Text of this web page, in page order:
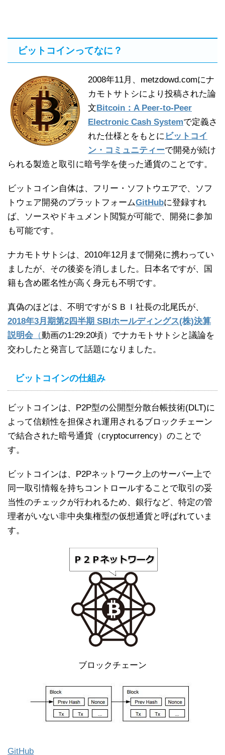
ビットコインってなに？
2008年11月、metzdowd.comにナ
カモトサトシにより投稿された論
文Bitcoin：A Peer-to-Peer
Electronic Cash Systemで定義さ
れた仕様とをもとに ビットコイ
ン・コミュニティーで開発が続け
られる製造と取引に暗号学を使った通貨のことです。
ビットコイン自体は、フリー・ソフトウエアで、ソフ
トウェア開発のプラットフォームGitHubに登録すれ
ば、ソースやドキュメント閲覧が可能で、開発に参加
も可能です。
ナカモトサトシは、2010年12月まで開発に携わってい
ましたが、その後姿を消しました。日本名ですが、国
籍も含め匿名性が高く身元も不明です。
真偽のほどは、不明ですがＳＢＩ社長の北尾氏が、
2018年3月期第2四半期 SBIホールディングス(株)決算
説明会 （動画の1:29:20頃）でナカモトサトシと議論を
交わしたと発言して話題になりました。
ビットコインの仕組み
ビットコインは、P2P型の公開型分散台帳技術(DLT)に
よって信頼性を担保され運用されるブロックチェーン
で結合された暗号通貨（cryptocurrency）のことで
す。
ビットコインは、P2Pネットワーク上のサーバー上で
同一取引情報を持ちコントロールすることで取引の妥
当性のチェックが行われるため、銀行など、特定の管
理者がいない非中央集権型の仮想通貨と呼ばれていま
す。
ブロックチェーン
GitHub